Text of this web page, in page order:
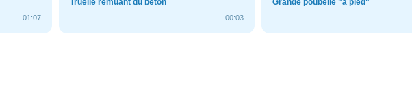
01:07
Truelle remuant du béton
00:03
Grande poubelle "à pied"